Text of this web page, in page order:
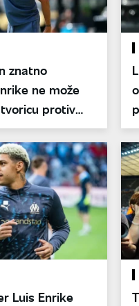
znatno
ne može
protiv
Luis Enrike